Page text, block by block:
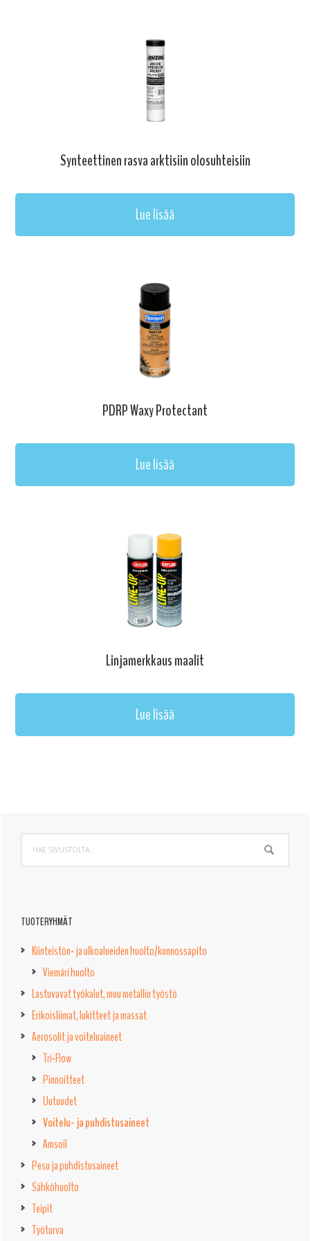
Synteettinen rasva arktisiin olosuhteisiin
Lue lisää
PDRP Waxy Protectant
Lue lisää
Linjamerkkaus maalit
Lue lisää
Ensisijainen
sivupalkki
sivustolta...
TUOTERYHMÄT
Kiinteistön- ja ulkoalueiden huolto/kunnossapito
Viemäri huolto
Lastuvavat työkalut, muu metallin työstö
Erikoisliimat, lukitteet ja massat
Aerosolit ja voiteluaineet
Tri-Flow
Pinnoitteet
Uutuudet
Voitelu- ja puhdistusaineet
Amsoil
Pesu ja puhdistusaineet
Sähköhuolto
Teipit
Työturva